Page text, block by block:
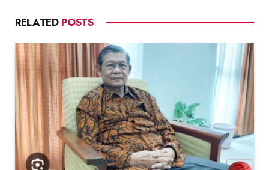
RELATED POSTS